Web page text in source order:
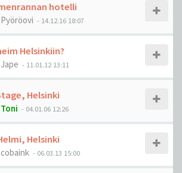
hotelli
Pyöröovi - 14.12.16 18:07
Helsinkiin?
Jape - 11.01.12 13:11
Helsinki
Toni - 04.01.06 12:26
Helsinki
cobaink - 06.03.13 15:00